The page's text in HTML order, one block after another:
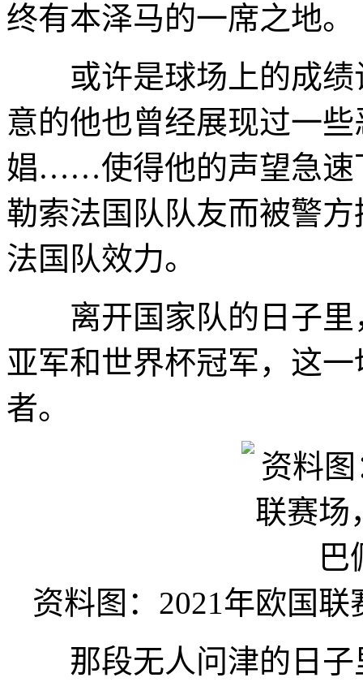
终有本泽马的一席之地。
或许是球场上的成绩
意的他也曾经展现过一
娼……使得他的声望急速
勒索法国队队友而被警
法国队效力。
离开国家队的日子里
亚军和世界杯冠军，这
者。
资料图：2021年欧国
那段无人问津的日子